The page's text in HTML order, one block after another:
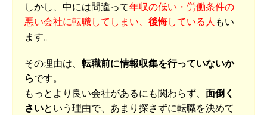
しかし、中には間違って年収の低い・労働条件の
悪い会社に転職してしまい、 後悔している人 もい
ます。
その理由は、 転職前に情報収集を行っていないか
らです。
もっとより良い会社があるにも関わらず、 面倒く
さいという理由で、あまり探さずに転職を決めて